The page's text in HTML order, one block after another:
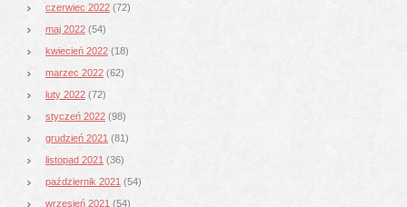
czerwiec 2022 (72)
maj 2022 (54)
kwiecień 2022 (18)
marzec 2022 (62)
luty 2022 (72)
styczeń 2022 (98)
grudzień 2021 (81)
listopad 2021 (36)
październik 2021 (54)
wrzesień 2021 (54)